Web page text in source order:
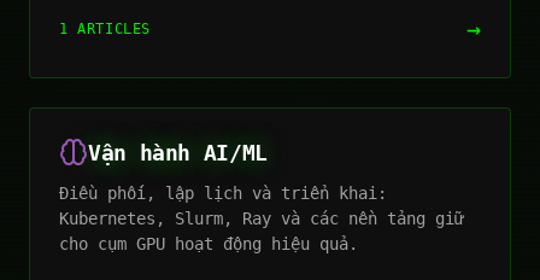
1 ARTICLES →
Vận hành AI/ML
Điều phối, lập lịch và triển khai:
Kubernetes, Slurm, Ray và các nền tảng giữ
cho cụm GPU hoạt động hiệu quả.